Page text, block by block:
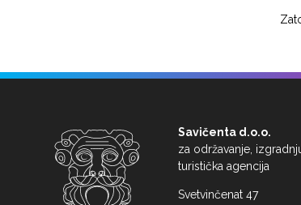
Savičenta d.o.o.
za održavanje,
turistička agencija
Svetvinčenat 47